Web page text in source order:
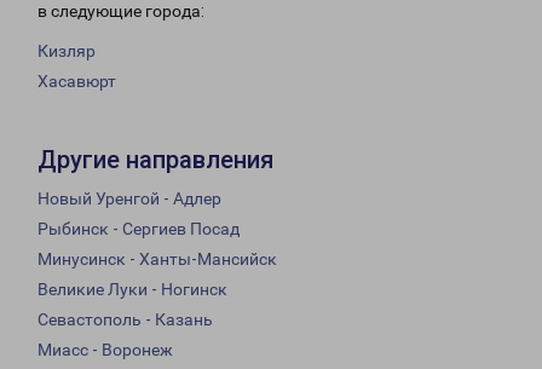
в следующие города:
Кизляр
Хасавюрт
Другие направления
Новый Уренгой - Адлер
Рыбинск - Сергиев Посад
Минусинск - Ханты-Мансийск
Великие Луки - Ногинск
Севастополь - Казань
Миасс - Воронеж